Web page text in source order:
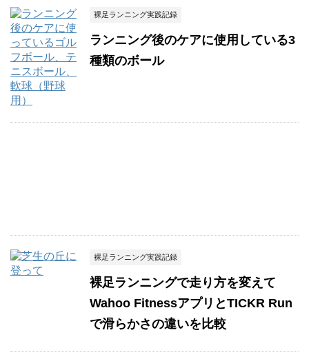
裸足ランニング実践記録
ランニング後のケアに使用している3
種類のボール
裸足ランニング実践記録
裸足ランニングで走り方を変えて
Wahoo FitnessアプリとTICKR Run
で滑らかさの違いを比較